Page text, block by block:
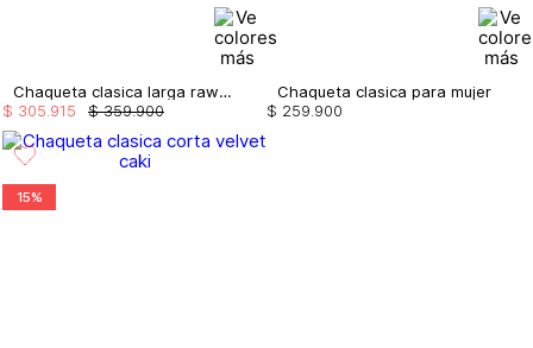
Chaqueta clasica larga raw denim
$ 359.900
$ 305 915
Chaqueta clasica para mujer
$ 259 900
15%